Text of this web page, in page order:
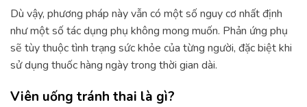
Dù vậy, phương pháp này vẫn có một số nguy cơ nhất định
như một số tác dụng phụ không mong muốn. Phản ứng phụ
sẽ tùy thuộc tình trạng sức khỏe của từng người, đặc biệt khi
sử dụng thuốc hàng ngày trong thời gian dài.
Viên uống tránh thai là gì?